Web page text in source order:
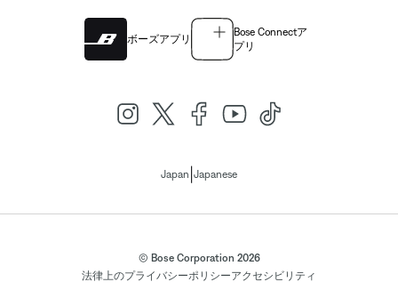
ボーズアプリ
Bose Connectア
プリ
Japan Japanese
© Bose Corporation 2026
法律上のプライバシーポリシーアクセシビリティ